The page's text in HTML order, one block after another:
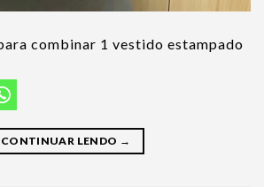
combinar 1 vestido estampado
CONTINUAR LENDO →